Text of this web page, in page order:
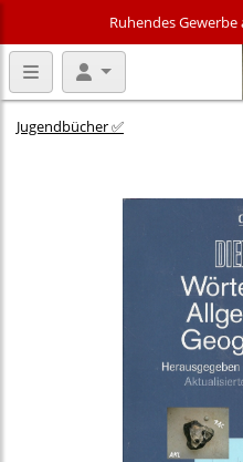
Ruhendes
Jugendbücher ✅